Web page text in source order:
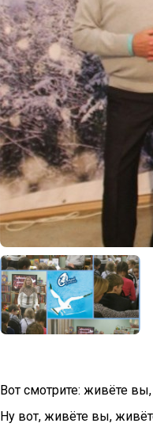
Вот смотрите: живёте
Ну вот, живёте вы,